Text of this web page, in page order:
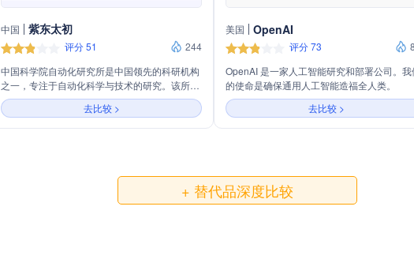
中国 紫东太初
评分 51
244
中国科学院自动化研究所是中国领先的科研机构
之一，专注于自动化科学与技术的研究。该所成
立于1956年，隶属于中国科学院，致力于推动
自动化领域的基础研究、应用研究和技术开发。
研究所拥有一支由杰出科学家和工程师组成的团
去比较 >
美国 OpenAI
评分 73
OpenAI 是一家人工智能研究和部署公司。我
的使命是确保通用人工智能造福全人类。
去比较 >
+ 替代品深度比较